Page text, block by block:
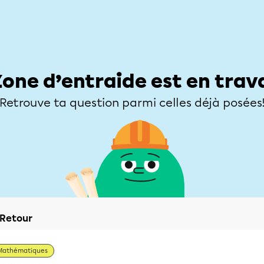
d’entraide est en
Retrouve ta question parmi celles déjà posées!
Retour